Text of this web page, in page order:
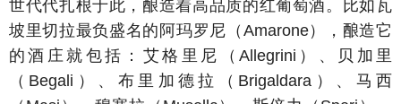
世代代扎根于此，酿造着高品质的红葡萄酒。比如瓦
坡里切拉最负盛名的阿玛罗尼（Amarone），酿造它
的酒庄就包括：艾格里尼（Allegrini）、贝加里
（Begali）、布里加德拉（Brigaldara）、马西